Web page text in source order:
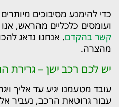
כדי להימנע מסיבוכים
ועומסים כלכליים מהראש,
קשר בהקדם. אנחנו נדאג
מהצרה.
יש לכם רכב ישן – גרירת
עובד מטעמנו יגיע עד אליך
עבור גרוטאת הרכב, נעביר